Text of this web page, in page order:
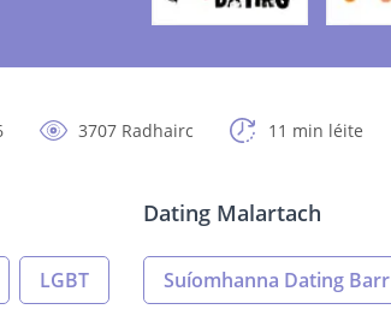
3707 Radhairc 11 min léite
LGBT
Dating Malartach
Suíomhanna Dating Barr